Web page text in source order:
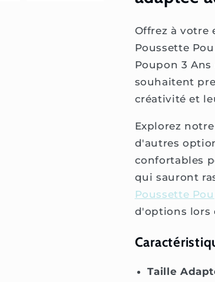
Offrez à votre
Poussette
Poupon 3
souhaitent
créativité et
Explorez
d'autres
confortables
qui sauront
Poussette
d'options lors
Taille